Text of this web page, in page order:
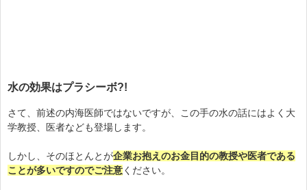
水の効果はプラシーボ?!
さて、前述の内海医師ではないですが、この手の水の話にはよく大
学教授、医者なども登場します。
しかし、そのほとんとが企業お抱えのお金目的の教授や医者である
ことが多いですのでご注意ください。